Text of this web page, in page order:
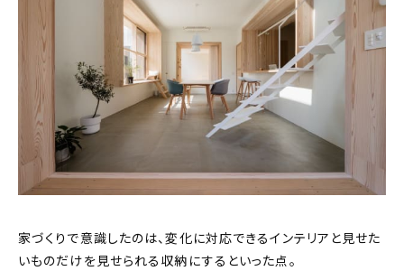
家づくりで意識したのは、変化に対応できるインテリアと見せた
いものだけを見せられる収納にするといった点。